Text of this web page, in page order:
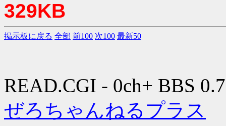
329KB
掲示板に戻る 全部 前100 次100 最新50
READ.CGI - 0ch+ BBS
ぜろちゃんねるプラス